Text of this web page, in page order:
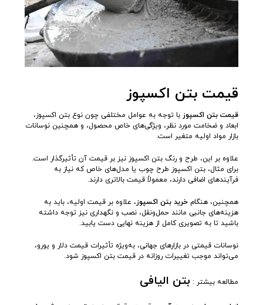
قیمت بتن اکسپوز
قیمت بتن اکسپوز با توجه به عوامل مختلفی چون نوع بتن اکسپوز،
ابعاد و ضخامت مورد نظر، ویژگی‌های خاص محصول، و همچنین نوسانات
بازار مواد اولیه متغیر است.
علاوه بر این، طرح و رنگ بتن اکسپوز نیز بر قیمت آن تأثیرگذار است.
برای مثال، بتن اکسپوز طرح چوب یا مدل‌های خاص که نیاز به
فرآیندهای اضافی دارند، معمولاً قیمت بالاتری دارند.
همچنین، هنگامخرید بتن اکسپوز، علاوه بر قیمت اولیه، باید به
هزینه‌های جانبی مانند حمل‌ونقل، نصب و نگهداری نیز توجه داشته
باشید تا به تصویری کامل از هزینه نهایی دست یابید.
نوسانات قیمتی در بازارهای جهانی، به‌ویژه تأثیرات قیمت دلار و یورو،
می‌تواند موجب تغییرات روزانه در قیمت بتن اکسپوز شود.
مطالعه بیشتر :بتن الیافی